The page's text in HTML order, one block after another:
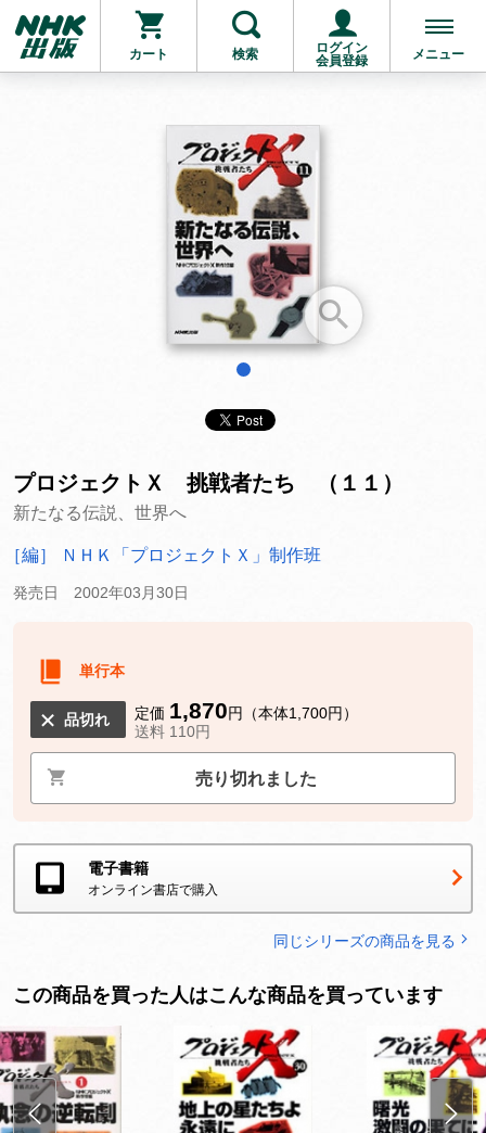
カート 検索
ログイン
会員登録
メニュー
お支払いに進む
他にも商品を買う
プロジェクトＸ 挑戦者たち （１１）
新たなる伝説、世界へ
［編］ ＮＨＫ「プロジェクトＸ」制作班
発売日 2002年03月30日
単行本
品切れ 定価 1,870円（本体1,700円）
送料 110円
売り切れました
電子書籍
オンライン書店で購入
同じシリーズの商品を見る
この商品を買った人はこんな商品を買っています